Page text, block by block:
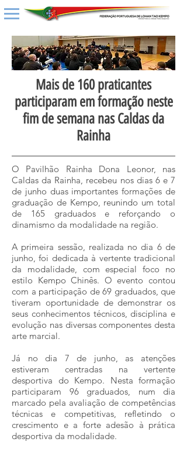
Mais de 160 praticantes
participaram em formação neste
fim de semana nas Caldas da
Rainha
O Pavilhão Rainha Dona Leonor, nas
Caldas da Rainha, recebeu nos dias 6 e 7
de junho duas importantes formações de
graduação de Kempo, reunindo um total
de 165 graduados e reforçando o
dinamismo da modalidade na região.
A primeira sessão, realizada no dia 6 de
junho, foi dedicada à vertente tradicional
da modalidade, com especial foco no
estilo Kempo Chinês. O evento contou
com a participação de 69 graduados, que
tiveram oportunidade de demonstrar os
seus conhecimentos técnicos, disciplina e
evolução nas diversas componentes desta
arte marcial.
Já no dia 7 de junho, as atenções
estiveram centradas na vertente
desportiva do Kempo. Nesta formação
participaram 96 graduados, num dia
marcado pela avaliação de competências
técnicas e competitivas, refletindo o
crescimento e a forte adesão à prática
desportiva da modalidade.